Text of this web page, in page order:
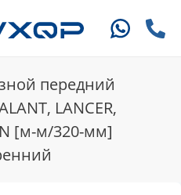
передний
LANCER,
[м-м/320-мм]